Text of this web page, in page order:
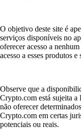
O objetivo deste site é
serviços disponíveis no
oferecer acesso a
acesso a esses produtos
Observe que a
Crypto.com está sujeita
não oferecer
Crypto.com em certas
potenciais ou reais.